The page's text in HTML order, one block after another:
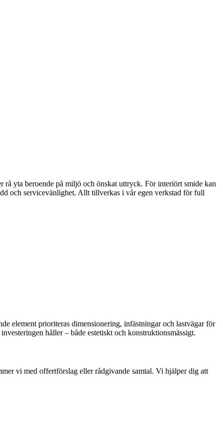
yta beroende på miljö och önskat uttryck. För interiört smide kan
och servicevänlighet. Allt tillverkas i vår egen verkstad för full
element prioriteras dimensionering, infästningar och lastvägar för
håller – både estetiskt och konstruktionsmässigt.
vi med offertförslag eller rådgivande samtal. Vi hjälper dig att